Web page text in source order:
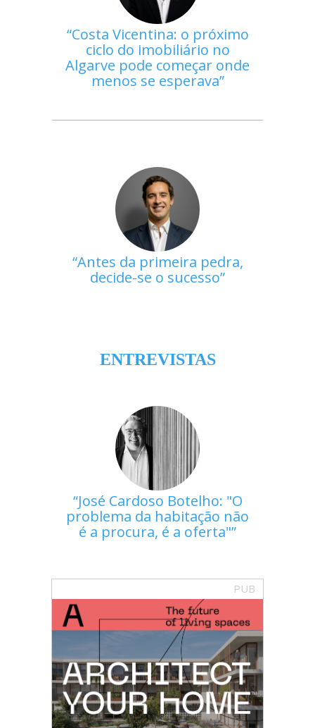
Costa Vicentina: o próximo
ciclo do imobiliário no
Algarve pode começar onde
menos se esperava
Antes da primeira pedra,
decide-se o sucesso
ENTREVISTAS
José Cardoso Botelho: "O
problema da habitação não
é a procura, é a oferta"
PUB